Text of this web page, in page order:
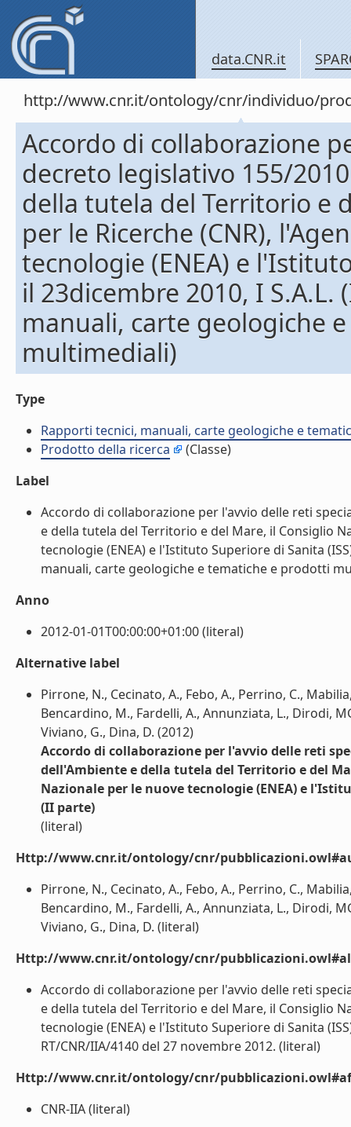
data.CNR.it
http://www.cnr.it/ontology/cnr/individuo/
Accordo di collaborazione
decreto legislativo 155/
della tutela del Territorio e
per le Ricerche (CNR),
tecnologie (ENEA) e
il 23dicembre 2010, I
manuali, carte geologiche
multimediali)
Type
Rapporti tecnici, manuali, carte geologiche e
Prodotto della ricerca
(Classe)
Label
Accordo di collaborazione per l'avvio delle reti
e della tutela del Territorio e del Mare, il Consiglio
tecnologie (ENEA) e l'Istituto Superiore di Sanita
manuali, carte geologiche e tematiche e prodotti
Anno
2012-01-01T00:00:00+01:00 (literal)
Alternative label
Pirrone, N., Cecinato, A., Febo, A., Perrino, C.,
Bencardino, M., Fardelli, A., Annunziata, L., Dirodi,
Viviano, G., Dina, D. (2012)
Accordo di collaborazione per l'avvio delle reti
dell'Ambiente e della tutela del Territorio e del
Nazionale per le nuove tecnologie (ENEA) e
(II parte)
(literal)
Http://www.cnr.it/ontology/cnr/
Pirrone, N., Cecinato, A., Febo, A., Perrino, C.,
Bencardino, M., Fardelli, A., Annunziata, L., Dirodi,
Viviano, G., Dina, D. (literal)
Http://www.cnr.it/ontology/cnr/
Accordo di collaborazione per l'avvio delle reti
e della tutela del Territorio e del Mare, il Consiglio
tecnologie (ENEA) e l'Istituto Superiore di Sanita
RT/CNR/IIA/4140 del 27 novembre 2012. (literal)
Http://www.cnr.it/ontology/cnr/
CNR-IIA (literal)